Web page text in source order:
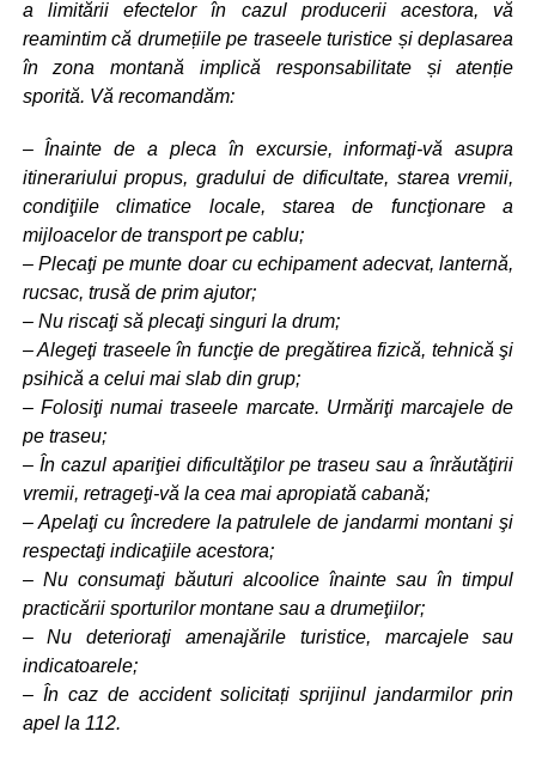
a limitării efectelor în cazul producerii acestora, vă
reamintim că drumețiile pe traseele turistice și deplasarea
în zona montană implică responsabilitate și atenție
sporită. Vă recomandăm:
– Înainte de a pleca în excursie, informaţi-vă asupra
itinerariului propus, gradului de dificultate, starea vremii,
condiţiile climatice locale, starea de funcţionare a
mijloacelor de transport pe cablu;
– Plecaţi pe munte doar cu echipament adecvat, lanternă,
rucsac, trusă de prim ajutor;
– Nu riscaţi să plecaţi singuri la drum;
– Alegeţi traseele în funcţie de pregătirea fizică, tehnică şi
psihică a celui mai slab din grup;
– Folosiţi numai traseele marcate. Urmăriţi marcajele de
pe traseu;
– În cazul apariţiei dificultăţilor pe traseu sau a înrăutăţirii
vremii, retrageţi-vă la cea mai apropiată cabană;
– Apelaţi cu încredere la patrulele de jandarmi montani şi
respectaţi indicaţiile acestora;
– Nu consumaţi băuturi alcoolice înainte sau în timpul
practicării sporturilor montane sau a drumeţiilor;
– Nu deterioraţi amenajările turistice, marcajele sau
indicatoarele;
– În caz de accident solicitați sprijinul jandarmilor prin
apel la 112.